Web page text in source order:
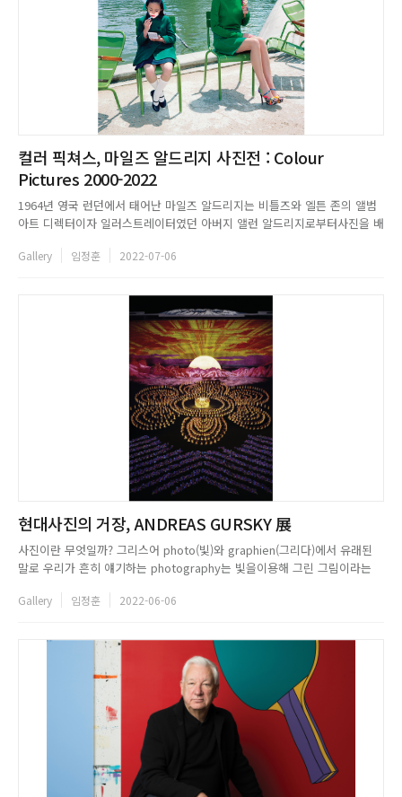
컬러 픽쳐스, 마일즈 알드리지 사진전 : Colour
Pictures 2000-2022
1964년 영국 런던에서 태어난 마일즈 알드리지는 비틀즈와 엘튼 존의 앨범
아트 디렉터이자 일러스트레이터였던 아버지 앨런 알드리지로부터사진을 배
으로 활동했으나, 취미로 촬영한 여자친구의 프로필 사진이 보그 에디터의
Gallery 임정훈 2022-07-06
현대사진의 거장, ANDREAS GURSKY 展
사진이란 무엇일까? 그리스어 photo(빛)와 graphien(그리다)에서 유래된
말로 우리가 흔히 얘기하는 photography는 빛을이용해 그린 그림이라는
어야 사진을 접할 수 있었고, 필름을 사용해 다소 전문적인 영역에부딪혀 어
Gallery 임정훈 2022-06-06